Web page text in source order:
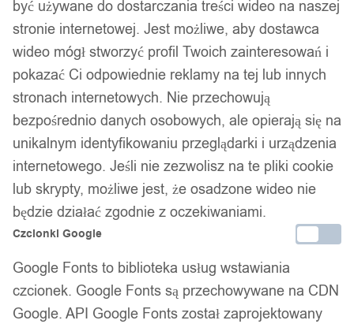
być używane do dostarczania treści wideo na naszej
stronie internetowej. Jest możliwe, aby dostawca
wideo mógł stworzyć profil Twoich zainteresowań i
pokazać Ci odpowiednie reklamy na tej lub innych
stronach internetowych. Nie przechowują
bezpośrednio danych osobowych, ale opierają się na
unikalnym identyfikowaniu przeglądarki i urządzenia
internetowego. Jeśli nie zezwolisz na te pliki cookie
lub skrypty, możliwe jest, że osadzone wideo nie
będzie działać zgodnie z oczekiwaniami.
Czcionki Google
Google Fonts to biblioteka usług wstawiania
czcionek. Google Fonts są przechowywane na CDN
Google. API Google Fonts został zaprojektowany